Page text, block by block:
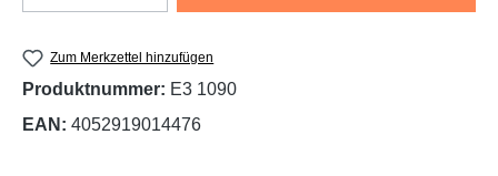
Zum Merkzettel hinzufügen
Produktnummer: E3 1090
EAN: 4052919014476